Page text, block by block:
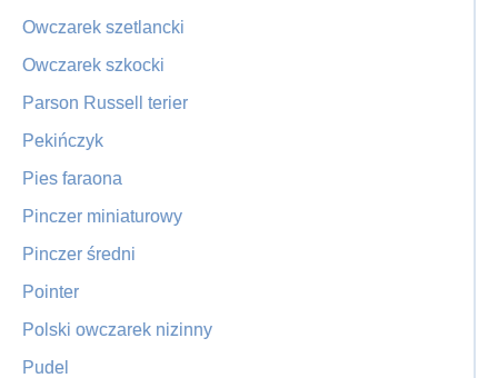
Owczarek szetlancki
Owczarek szkocki
Parson Russell terier
Pekińczyk
Pies faraona
Pinczer miniaturowy
Pinczer średni
Pointer
Polski owczarek nizinny
Pudel